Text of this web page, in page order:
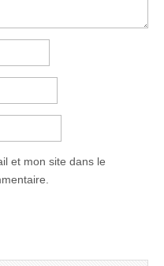
et mon site dans le